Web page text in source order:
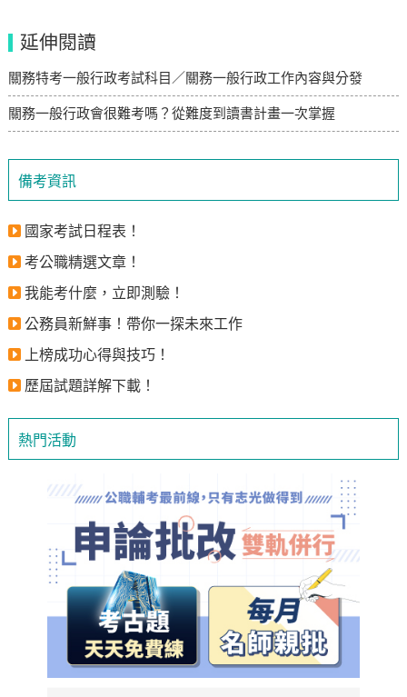
備考資訊
國家考試日程表！
考公職精選文章！
我能考什麼，立即測驗！
公務員新鮮事！帶你一探未來工作
上榜成功心得與技巧！
歷屆試題詳解下載！
熱門活動
延伸閱讀
關務特考一般行政考試科目／關務一般行政工作內容與分發
關務一般行政會很難考嗎？從難度到讀書計畫一次掌握